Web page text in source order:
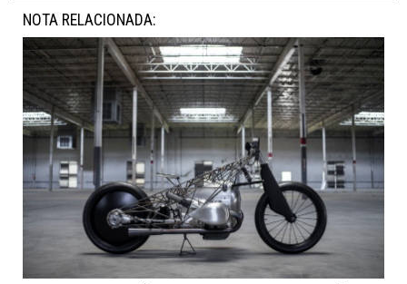
NOTA RELACIONADA: